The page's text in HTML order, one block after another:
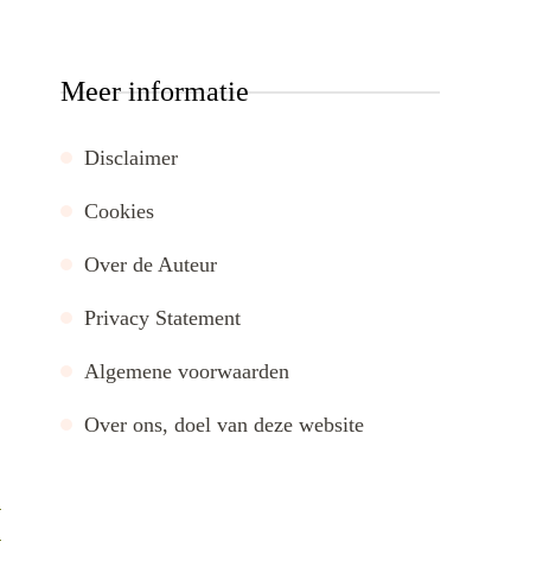
Meer informatie
Disclaimer
Cookies
Over de Auteur
Privacy Statement
Algemene voorwaarden
Over ons, doel van deze website